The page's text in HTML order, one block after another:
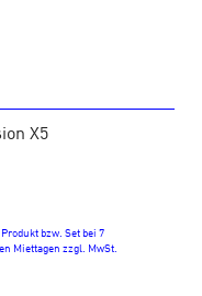
X5
bzw. Set bei 7
Miettagen zzgl. MwSt.